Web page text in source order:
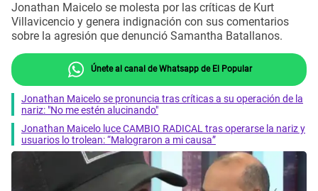
Jonathan Maicelo se molesta por las críticas de Kurt
Villavicencio y genera indignación con sus comentarios
sobre la agresión que denunció Samantha Batallanos.
Únete al canal de Whatsapp de El Popular
Jonathan Maicelo se pronuncia tras críticas a su operación de la
nariz: "No me estén alucinando"
Jonathan Maicelo luce CAMBIO RADICAL tras operarse la nariz y
usuarios lo trolean: “Malograron a mi causa”